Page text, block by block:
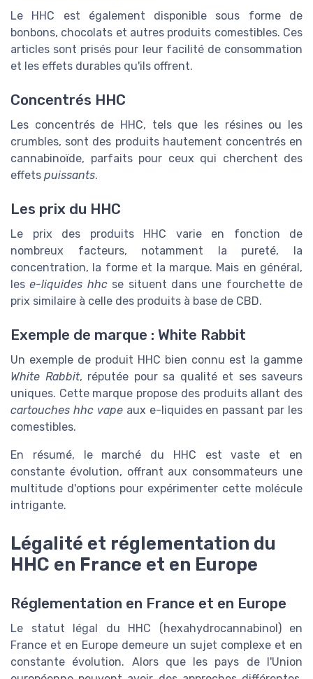
Le HHC est également disponible sous forme de
bonbons, chocolats et autres produits comestibles. Ces
articles sont prisés pour leur facilité de consommation
et les effets durables qu'ils offrent.
Concentrés HHC
Les concentrés de HHC, tels que les résines ou les
crumbles, sont des produits hautement concentrés en
cannabinoïde, parfaits pour ceux qui cherchent des
effets puissants.
Les prix du HHC
Le prix des produits HHC varie en fonction de
nombreux facteurs, notamment la pureté, la
concentration, la forme et la marque. Mais en général,
lese-liquides hhcse situent dans une fourchette de
prix similaire à celle des produits à base de CBD.
Exemple de marque : White Rabbit
Un exemple de produit HHC bien connu est la gamme
White Rabbit, réputée pour sa qualité et ses saveurs
uniques. Cette marque propose des produits allant des
cartouches hhc vapeaux e-liquides en passant par les
comestibles.
En résumé, le marché du HHC est vaste et en
constante évolution, offrant aux consommateurs une
multitude d'options pour expérimenter cette molécule
intrigante.
Légalité et réglementation du
HHC en France et en Europe
Réglementation en France et en Europe
Le statut légal du HHC (hexahydrocannabinol) en
France et en Europe demeure un sujet complexe et en
constante évolution. Alors que les pays de l'Union